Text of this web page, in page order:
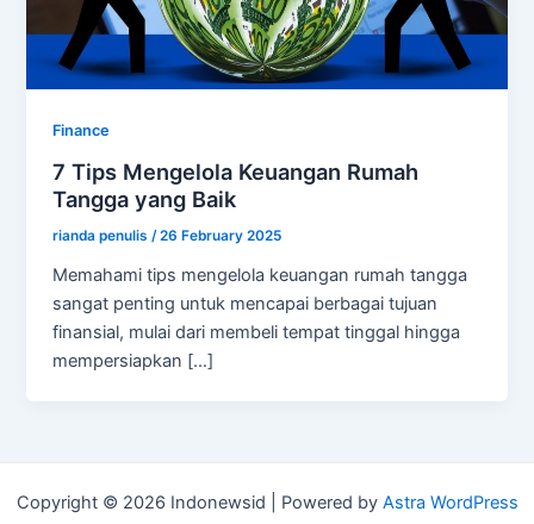
Finance
7 Tips Mengelola Keuangan Rumah
Tangga yang Baik
rianda penulis /26 February 2025
Memahami tips mengelola keuangan rumah tangga
sangat penting untuk mencapai berbagai tujuan
finansial, mulai dari membeli tempat tinggal hingga
mempersiapkan […]
Copyright © 2026 Indonewsid | Powered by Astra WordPress